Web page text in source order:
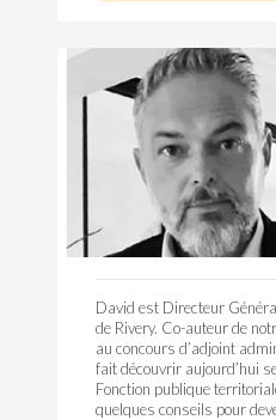
David est Directeur
de Rivery. Co-auteur de
au concours d’adjoint
fait découvrir aujourd’hui
Fonction publique
quelques conseils pour